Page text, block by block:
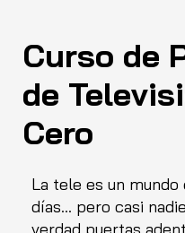
Curso de
de
Cero
La tele es un
días… pero casi